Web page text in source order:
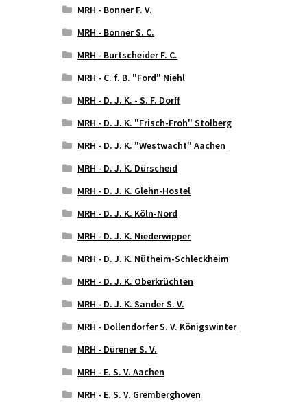
MRH - Bonner F. V.
MRH - Bonner S. C.
MRH - Burtscheider F. C.
MRH - C. f. B. "Ford" Niehl
MRH - D. J. K. - S. F. Dorff
MRH - D. J. K. "Frisch-Froh" Stolberg
MRH - D. J. K. "Westwacht" Aachen
MRH - D. J. K. Dürscheid
MRH - D. J. K. Glehn-Hostel
MRH - D. J. K. Köln-Nord
MRH - D. J. K. Niederwipper
MRH - D. J. K. Nütheim-Schleckheim
MRH - D. J. K. Oberkrüchten
MRH - D. J. K. Sander S. V.
MRH - Dollendorfer S. V. Königswinter
MRH - Dürener S. V.
MRH - E. S. V. Aachen
MRH - E. S. V. Gremberghoven